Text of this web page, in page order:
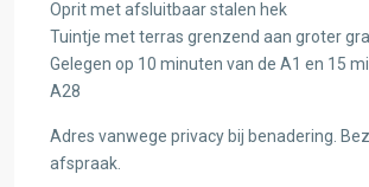
Oprit met afsluitbaar stalen hek
Tuintje met terras grenzend aan groter
Gelegen op 10 minuten van de A1 en 15
A28
Adres vanwege privacy bij benadering.
afspraak.